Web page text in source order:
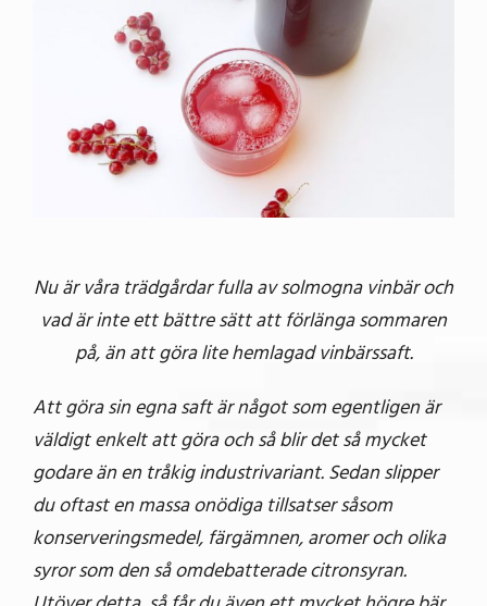
Nu är våra trädgårdar fulla av solmogna vinbär och
vad är inte ett bättre sätt att förlänga sommaren
på, än att göra lite hemlagad vinbärssaft.
Att göra sin egna saft är något som egentligen är
väldigt enkelt att göra och så blir det så mycket
godare än en tråkig industrivariant. Sedan slipper
du oftast en massa onödiga tillsatser såsom
konserveringsmedel, färgämnen, aromer och olika
syror som den så omdebatterade citronsyran.